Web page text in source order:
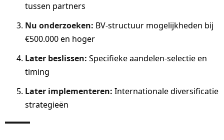
tussen partners
Nu onderzoeken: BV-structuur mogelijkheden bij
€500.000 en hoger
Later beslissen: Specifieke aandelen-selectie en
timing
Later implementeren: Internationale diversificatie
strategieën